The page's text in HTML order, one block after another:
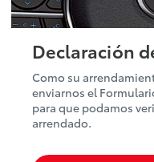
Declaración
Como su
enviarnos el
para que podamos
arrendado.